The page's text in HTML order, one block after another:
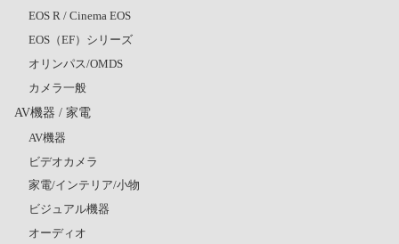
EOS R / Cinema EOS
EOS（EF）シリーズ
オリンパス/OMDS
カメラ一般
AV機器 / 家電
AV機器
ビデオカメラ
家電/インテリア/小物
ビジュアル機器
オーディオ